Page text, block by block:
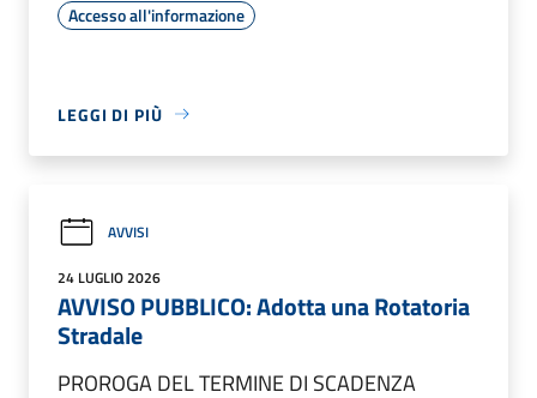
Accesso all'informazione
LEGGI DI PIÙ
AVVISI
24 LUGLIO 2026
AVVISO PUBBLICO: Adotta una Rotatoria
Stradale
PROROGA DEL TERMINE DI SCADENZA